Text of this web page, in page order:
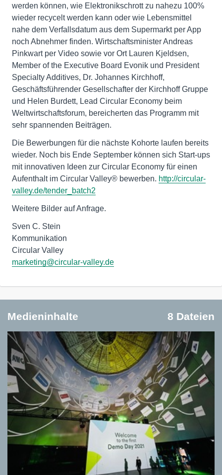
werden können, wie Elektronikschrott zu nahezu 100%
wieder recycelt werden kann oder wie Lebensmittel
nahe dem Verfallsdatum aus dem Supermarkt per App
noch Abnehmer finden. Wirtschaftsminister Andreas
Pinkwart per Video sowie vor Ort Lauren Kjeldsen,
Member of the Executive Board Evonik und President
Specialty Additives, Dr. Johannes Kirchhoff,
Geschäftsführender Gesellschafter der Kirchhoff Gruppe
und Helen Burdett, Lead Circular Economy beim
Weltwirtschaftsforum, bereicherten das Programm mit
sehr spannenden Beiträgen.
Die Bewerbungen für die nächste Kohorte laufen bereits
wieder. Noch bis Ende September können sich Start-ups
mit innovativen Ideen zur Circular Economy für einen
Aufenthalt im Circular Valley® bewerben. http://circular-
valley.de/tender_batch2
Weitere Bilder auf Anfrage.
Sven C. Stein
Kommunikation
marketing@circular-valley.de
Medieninhalte 8 Dateien